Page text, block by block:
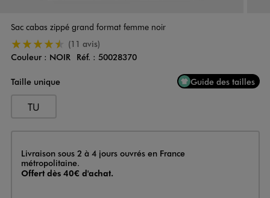
Sac cabas zippé grand format femme noir
4.5/5 de moyenne
(11 avis)
Couleur
Couleur : NOIR Réf. : 50028370
Taille unique
Guide des tailles
TU
Livraison
Livraison sous 2 à 4 jours ouvrés en France
métropolitaine.
Offert dès 40€ d'achat.